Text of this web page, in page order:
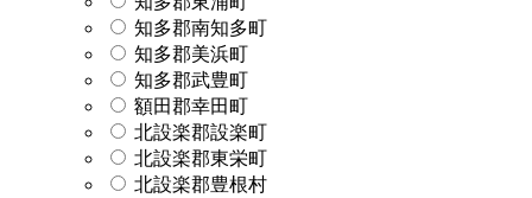
知多郡南知多町
知多郡美浜町
知多郡武豊町
額田郡幸田町
北設楽郡設楽町
北設楽郡東栄町
北設楽郡豊根村